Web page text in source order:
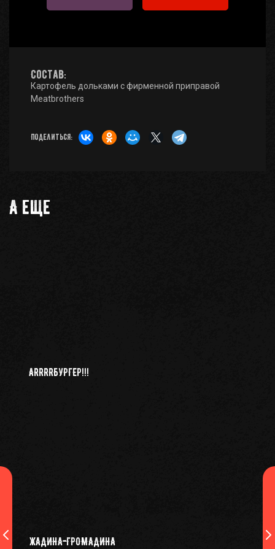
Состав:
Картофель дольками с фирменной приправой
Meatbrothers
Поделиться:
А еще
ARRRRБУРГЕР!!!
ЖАДИНА-ГРОМАДИНА